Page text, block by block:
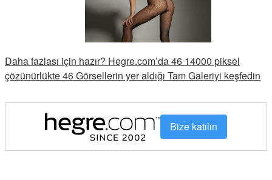
Daha fazlası için hazır? Hegre.com’da 46 14000 piksel
çözünürlükte 46 Görsellerin yer aldığı Tam Galeriyi keşfedin
Bize katılın